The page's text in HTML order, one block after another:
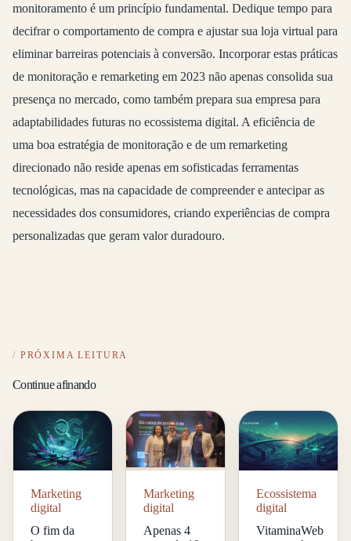
monitoramento é um princípio fundamental. Dedique tempo para
decifrar o comportamento de compra e ajustar sua loja virtual para
eliminar barreiras potenciais à conversão. Incorporar estas práticas
de monitoração e remarketing em 2023 não apenas consolida sua
presença no mercado, como também prepara sua empresa para
adaptabilidades futuras no ecossistema digital. A eficiência de
uma boa estratégia de monitoração e de um remarketing
direcionado não reside apenas em sofisticadas ferramentas
tecnológicas, mas na capacidade de compreender e antecipar as
necessidades dos consumidores, criando experiências de compra
personalizadas que geram valor duradouro.
PRÓXIMA LEITURA
Continue afinando
Marketing
digital
O fim da
Marketing
digital
Apenas 4
Ecossistema
digital
VitaminaWeb